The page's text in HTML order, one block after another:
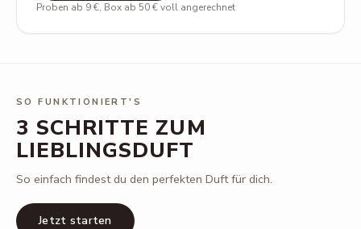
Proben ab 9 €, Box ab 50 € voll angerechnet
SO FUNKTIONIERT'S
3 SCHRITTE ZUM
LIEBLINGSDUFT
So einfach findest du den perfekten Duft für dich.
Jetzt starten